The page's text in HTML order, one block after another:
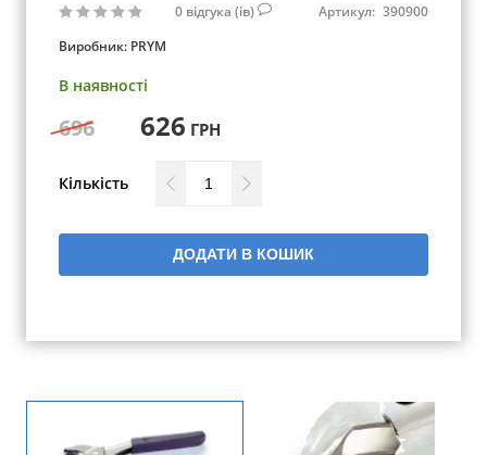
0 відгука (ів) Артикул: 390900
Виробник: PRYM
В наявності
696 626 ГРН
Кількість
ДОДАТИ В КОШИК